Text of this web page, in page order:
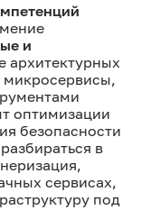
и
архитектурных
микросервисы,
оптимизации
безопасности
в
сервисах,
под